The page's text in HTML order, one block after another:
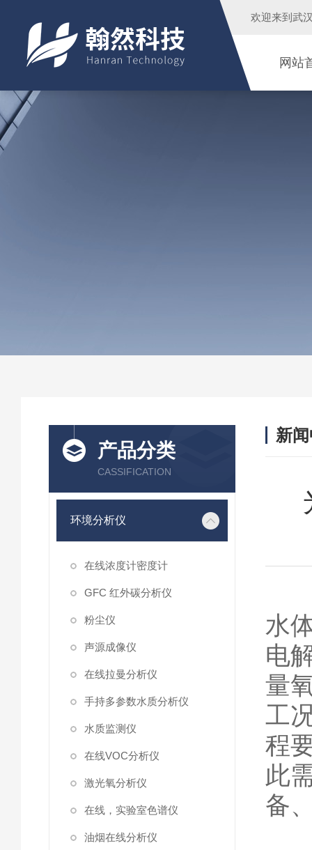
欢迎来到 武
网站
产品分类
CASSIFICATION
环境分析仪
在线浓度计密度计
GFC 红外碳分析仪
粉尘仪
声源成像仪
在线拉曼分析仪
手持多参数水质分析仪
水质监测仪
在线VOC分析仪
激光氧分析仪
在线，实验室色谱仪
油烟在线分析仪
新
水
电
量
工
程
此
备